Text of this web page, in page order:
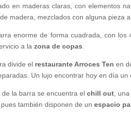
en maderas claras, con elementos
madera, mezclados con alguna pieza
enorme de forma cuadrada, con
a lazona de copas
divide el restaurante Arroces Tenen
Un lujo encontrar hoy en día un
de la barra se encuentra elchill out ,
también disponen de unespacio